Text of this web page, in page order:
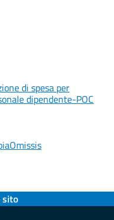
di spesa per
dipendente-POC
sito